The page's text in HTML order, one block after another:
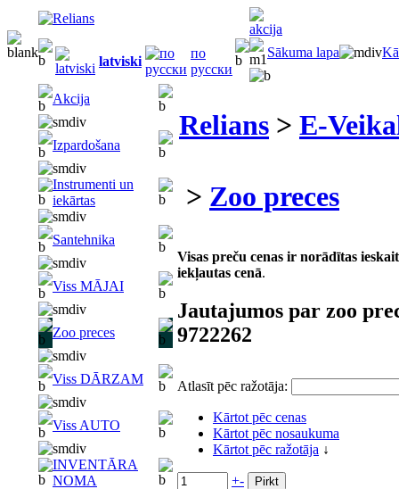
latviski
по
русски
Sākuma lapa
Akcija
Izpardošana
Instrumenti un
iekārtas
Santehnika
Viss MĀJAI
Zoo preces
Viss DĀRZAM
Viss AUTO
INVENTĀRA
NOMA
Relians > E-
> Zoo preces
Visas preču cenas ir norādītas
iekļautas cenā.
Jautajumos par zoo
9722262
Atlasīt pēc ražotāja:
Kārtot pēc cenas
Kārtot pēc nosaukuma
Kārtot pēc ražotāja ↓
+-